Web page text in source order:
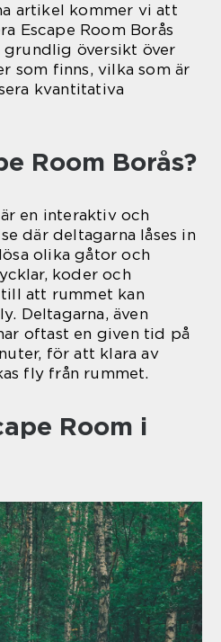
artikel kommer vi att
Escape Room Borås
översikt över
som finns, vilka som är
kvantitativa
Room Borås?
en interaktiv och
där deltagarna låses in
olika gåtor och
koder och
att rummet kan
Deltagarna, även
oftast en given tid på
för att klara av
fly från rummet.
Room i